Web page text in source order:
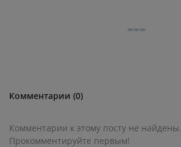
Комментарии (0)
Комментарии к этому посту не найдены.
Прокомментируйте первым!